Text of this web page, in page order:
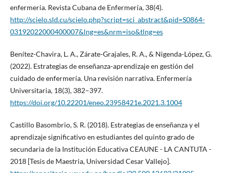
enfermería. Revista Cubana de Enfermería, 38(4).
http://scielo.sld.cu/scielo.php?script=sci_abstract&pid=S0864-
03192022000400007&lng=es&nrm=iso&tlng=es
Benítez-Chavira, L. A., Zárate-Grajales, R. A., & Nigenda-López, G.
(2022). Estrategias de enseñanza-aprendizaje en gestión del
cuidado de enfermería. Una revisión narrativa. Enfermería
Universitaria, 18(3), 382–397.
https://doi.org/10.22201/eneo.23958421e.2021.3.1004
Castillo Basombrio, S. R. (2018). Estrategias de enseñanza y el
aprendizaje significativo en estudiantes del quinto grado de
secundaria de la Institución Educativa CEAUNE - LA CANTUTA -
2018 [Tesis de Maestria, Universidad Cesar Vallejo].